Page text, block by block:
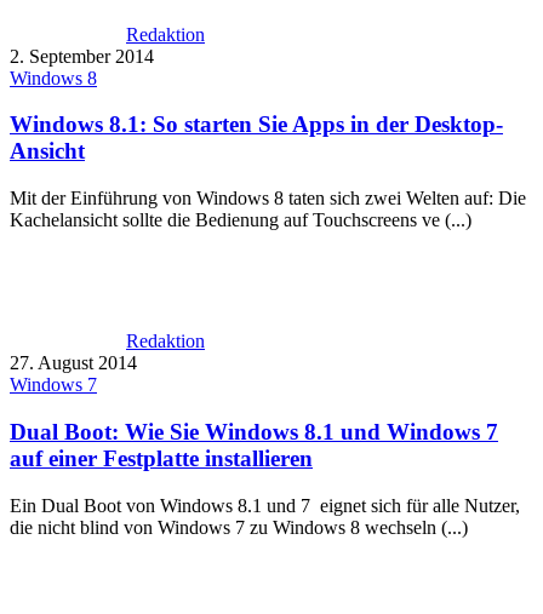
Redaktion
2. September 2014
Windows 8
Windows 8.1: So starten Sie Apps in der Desktop-
Ansicht
Mit der Einführung von Windows 8 taten sich zwei Welten auf: Die
Kachelansicht sollte die Bedienung auf Touchscreens ve (...)
Redaktion
27. August 2014
Windows 7
Dual Boot: Wie Sie Windows 8.1 und Windows 7
auf einer Festplatte installieren
Ein Dual Boot von Windows 8.1 und 7 eignet sich für alle Nutzer,
die nicht blind von Windows 7 zu Windows 8 wechseln (...)